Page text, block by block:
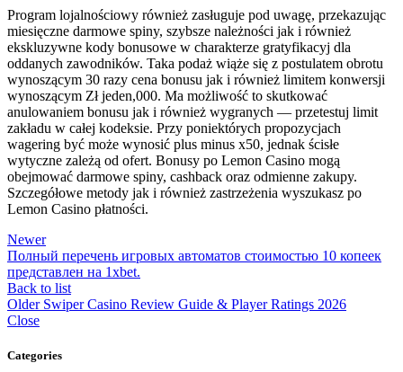
Program lojalnościowy również zasługuje pod uwagę, przekazując
miesięczne darmowe spiny, szybsze należności jak i również
ekskluzywne kody bonusowe w charakterze gratyfikacyj dla
oddanych zawodników. Taka podaż wiąże się z postulatem obrotu
wynoszącym 30 razy cena bonusu jak i również limitem konwersji
wynoszącym Zł jeden,000. Ma możliwość to skutkować
anulowaniem bonusu jak i również wygranych — przetestuj limit
zakładu w całej kodeksie. Przy poniektórych propozycjach
wagering być może wynosić plus minus x50, jednak ścisłe
wytyczne zależą od ofert. Bonusy po Lemon Casino mogą
obejmować darmowe spiny, cashback oraz odmienne zakupy.
Szczegółowe metody jak i również zastrzeżenia wyszukasz po
Lemon Casino płatności.
Newer
Полный перечень игровых автоматов стоимостью 10 копеек
представлен на 1xbet.
Back to list
Older Swiper Casino Review Guide & Player Ratings 2026
Close
Categories